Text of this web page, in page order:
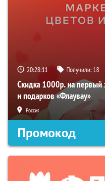
20:28:11 Получили: 18
Скидка 1000р. на первый
и подарков «Флаувау»
Россия
Промокод